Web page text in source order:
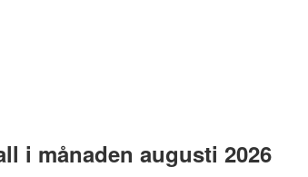
i månaden augusti 2026